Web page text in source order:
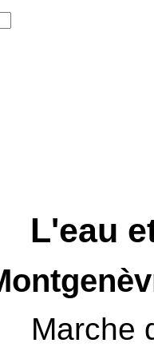
L'eau
Marche